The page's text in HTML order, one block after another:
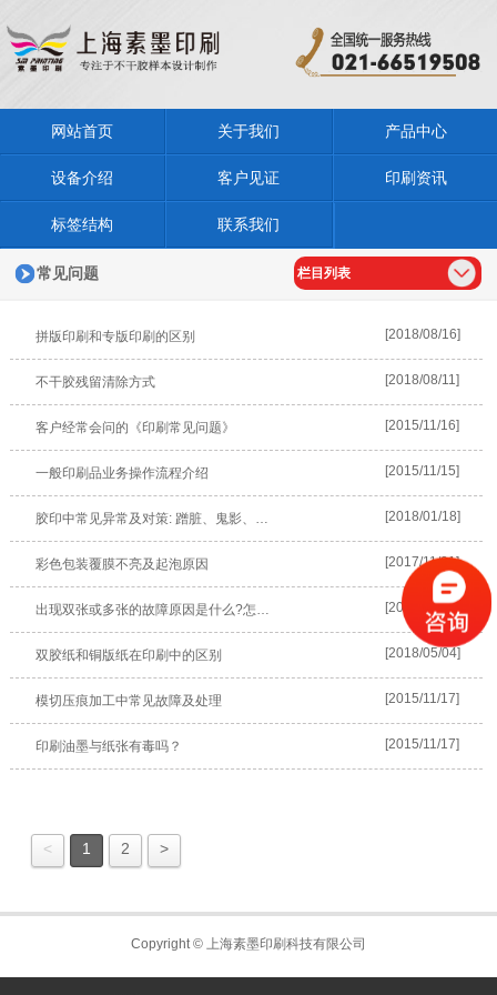
网站首页 关于我们 产品中心
设备介绍 客户见证 印刷资讯
标签结构 联系我们
常见问题 栏目列表
[2018/08/16]
拼版印刷和专版印刷的区别
[2018/08/11]
不干胶残留清除方式
[2015/11/16]
客户经常会问的《印刷常见问题》
[2015/11/15]
一般印刷品业务操作流程介绍
[2018/01/18]
胶印中常见异常及对策: 蹭脏、鬼影、拉…
[2017/11/01]
彩色包装覆膜不亮及起泡原因
[2018/06/05]
出现双张或多张的故障原因是什么?怎样…
[2018/05/04]
双胶纸和铜版纸在印刷中的区别
[2015/11/17]
模切压痕加工中常见故障及处理
[2015/11/17]
印刷油墨与纸张有毒吗？
< 1 2 >
Copyright © 上海素墨印刷科技有限公司